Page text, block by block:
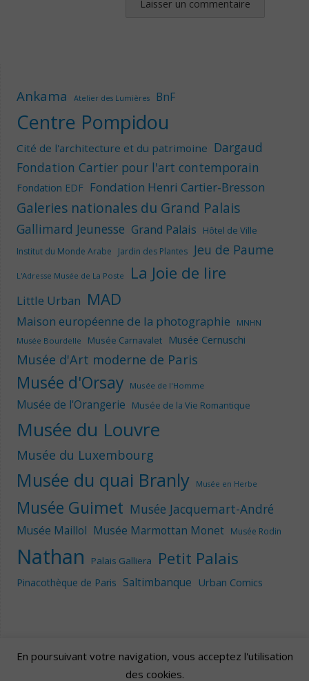
Ankama Atelier des Lumières BnF
Centre Pompidou
Cité de l'architecture et du patrimoine Dargaud
Fondation Cartier pour l'art contemporain
Fondation EDF Fondation Henri Cartier-Bresson
Galeries nationales du Grand Palais
Gallimard Jeunesse Grand Palais Hôtel de Ville
Institut du Monde Arabe Jardin des Plantes Jeu de Paume
L'Adresse Musée de La Poste La Joie de lire
Little Urban MAD
Maison européenne de la photographie
MNHN
Musée Bourdelle
Musée Carnavalet Musée Cernuschi
Musée d'Art moderne de Paris
Musée d'Orsay Musée de l'Homme
Musée de l'Orangerie Musée de la Vie Romantique
Musée du Louvre
Musée du Luxembourg
Musée du quai Branly Musée en Herbe
Musée Guimet Musée Jacquemart-André
Musée Maillol Musée Marmottan Monet Musée Rodin
Nathan Palais Galliera Petit Palais
Pinacothèque de Paris Saltimbanque Urban Comics
En poursuivant votre navigation, vous acceptez l'utilisation
des cookies.